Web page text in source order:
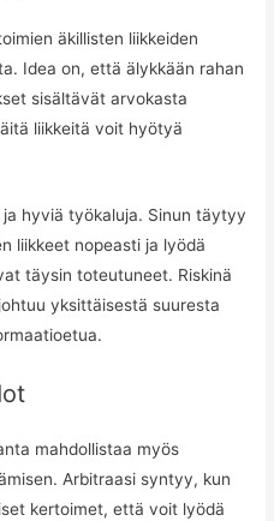
äkillisten liikkeiden
Idea on, että älykkään rahan
sisältävät arvokasta
liikkeitä voit hyötyä
hyviä työkaluja. Sinun täytyy
liikkeet nopeasti ja lyödä
täysin toteutuneet. Riskinä
yksittäisestä suuresta
mahdollistaa myös
Arbitraasi syntyy, kun
kertoimet, että voit lyödä